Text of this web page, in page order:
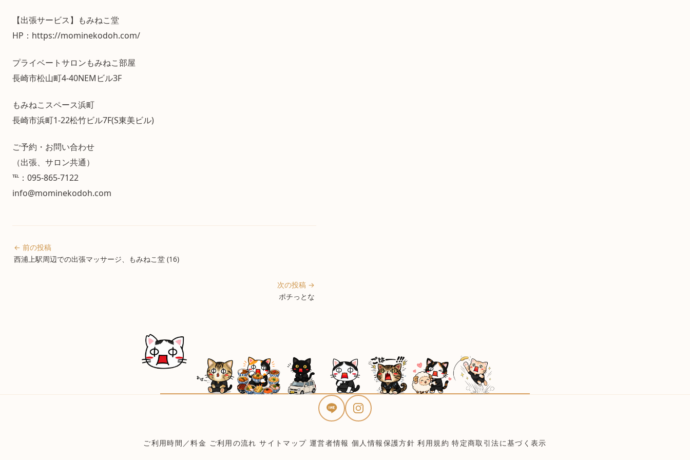
【出張サービス】もみねこ堂
HP：https://mominekodoh.com/
プライベートサロンもみねこ部屋
長崎市松山町4-40NEMビル3F
もみねこスペース浜町
長崎市浜町1-22松竹ビル7F(S東美ビル)
ご予約・お問い合わせ
（出張、サロン共通）
℡：095-865-7122
info@mominekodoh.com
← 前の投稿
西浦上駅周辺での出張マッサージ、もみねこ堂 (16)
次の投稿 →
ポチっとな
ご利用時間／料金 ご利用の流れ サイトマップ 運営者情報 個人情報保護方針 利用規約 特定商取引法に基づく表示